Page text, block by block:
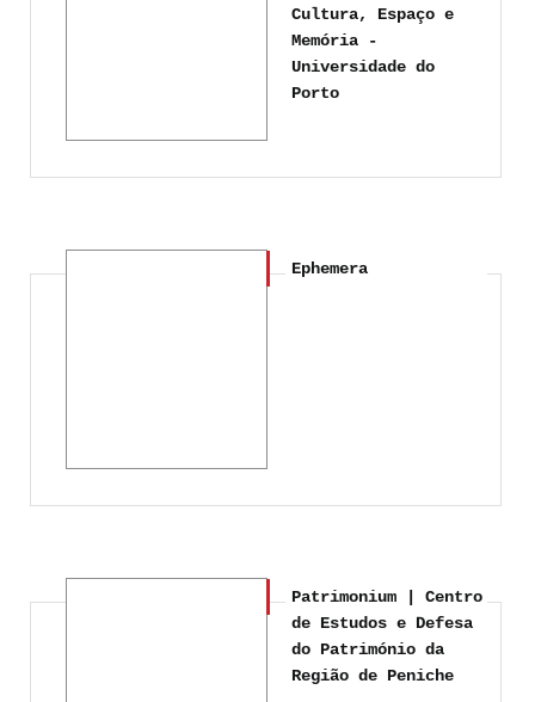
Cultura, Espaço e
Memória -
Universidade do
Porto
Ephemera
Patrimonium | Centro
de Estudos e Defesa
do Património da
Região de Peniche